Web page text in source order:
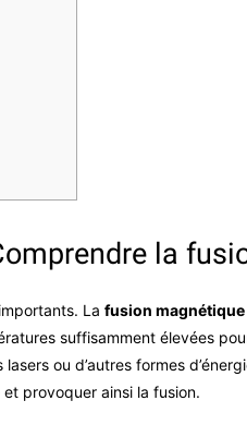
la
La fusion magnétique
suffisamment élevées
lasers ou d’autres formes
provoquer ainsi la fusion.